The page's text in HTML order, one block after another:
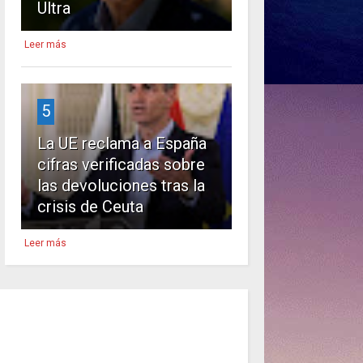
Ultra
Leer más
5
La UE reclama a España
cifras verificadas sobre
las devoluciones tras la
crisis de Ceuta
Leer más